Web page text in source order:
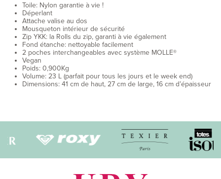
Toile: Nylon garantie à vie !
Déperlant
Attache valise au dos
Mousqueton intérieur de sécurité
Zip YKK: la Rolls du zip, garanti à vie également
Fond étanche: nettoyable facilement
2 poches interchangeables avec système MOLLE®
Vegan
Poids: 0,900Kg
Volume: 23 L (parfait pour tous les jours et le week end)
Dimensions: 41 cm de haut, 27 cm de large, 16 cm d’épaisseur